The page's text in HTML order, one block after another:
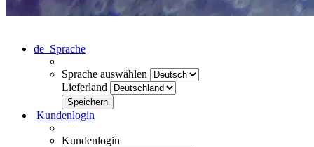
de Sprache
Sprache auswählen
Lieferland
Kundenlogin
Kundenlogin